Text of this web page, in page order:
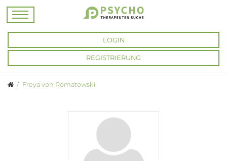
LOGIN
REGISTRIERUNG
Freya von Romatowski